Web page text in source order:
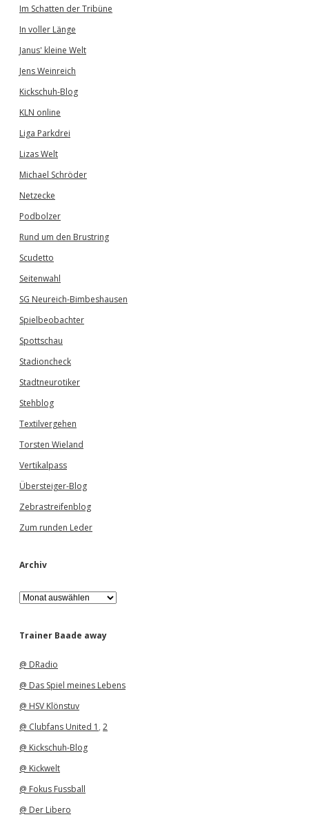
Im Schatten der Tribüne
In voller Länge
Janus' kleine Welt
Jens Weinreich
Kickschuh-Blog
KLN online
Liga Parkdrei
Lizas Welt
Michael Schröder
Netzecke
Podbolzer
Rund um den Brustring
Scudetto
Seitenwahl
SG Neureich-Bimbeshausen
Spielbeobachter
Spottschau
Stadioncheck
Stadtneurotiker
Stehblog
Textilvergehen
Torsten Wieland
Vertikalpass
Übersteiger-Blog
Zebrastreifenblog
Zum runden Leder
Archiv
A
r
h
Trainer Baade away
@ DRadio
@ Das Spiel meines Lebens
@ HSV Klönstuv
@ Clubfans United 1 , 2
@ Kickschuh-Blog
@ Kickwelt
@ Fokus Fussball
@ Der Libero